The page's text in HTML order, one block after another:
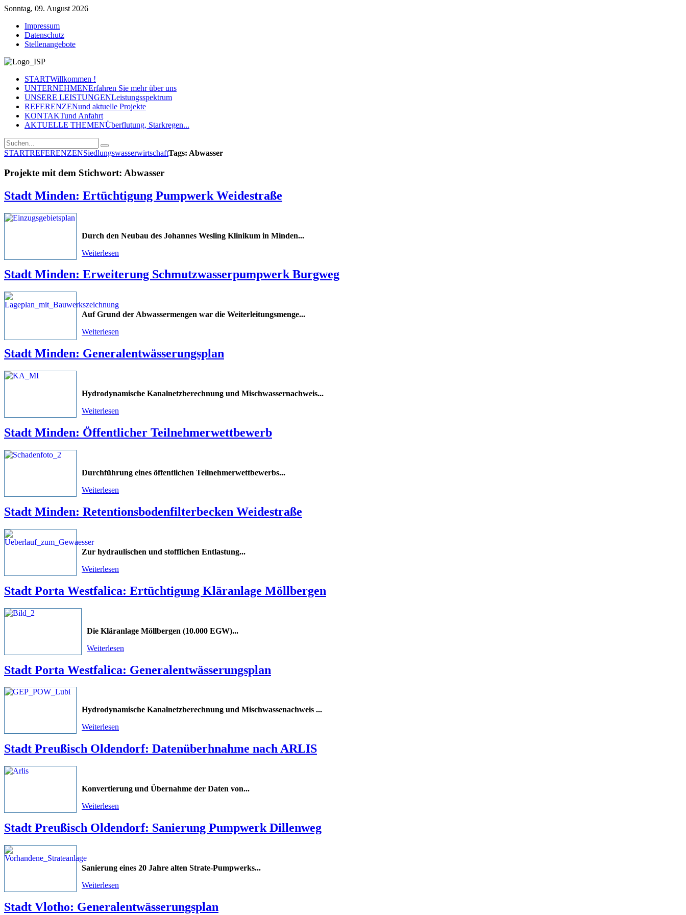
Sonntag, 09. August 2026
Impressum
Datenschutz
Stellenangebote
STARTWillkommen !
UNTERNEHMENErfahren Sie mehr über uns
UNSERE LEISTUNGENLeistungsspektrum
REFERENZENund aktuelle Projekte
KONTAKTund Anfahrt
AKTUELLE THEMENÜberflutung, Starkregen...
STARTREFERENZENSiedlungswasserwirtschaftTags: Abwasser
Projekte mit dem Stichwort: Abwasser
Stadt Minden: Ertüchtigung Pumpwerk Weidestraße
Durch den Neubau des Johannes Wesling Klinikum in Minden...
Weiterlesen
Stadt Minden: Erweiterung Schmutzwasserpumpwerk Burgweg
Auf Grund der Abwassermengen war die Weiterleitungsmenge...
Weiterlesen
Stadt Minden: Generalentwässerungsplan
Hydrodynamische Kanalnetzberechnung und Mischwassernachweis...
Weiterlesen
Stadt Minden: Öffentlicher Teilnehmerwettbewerb
Durchführung eines öffentlichen Teilnehmerwettbewerbs...
Weiterlesen
Stadt Minden: Retentionsbodenfilterbecken Weidestraße
Zur hydraulischen und stofflichen Entlastung...
Weiterlesen
Stadt Porta Westfalica: Ertüchtigung Kläranlage Möllbergen
Die Kläranlage Möllbergen (10.000 EGW)...
Weiterlesen
Stadt Porta Westfalica: Generalentwässerungsplan
Hydrodynamische Kanalnetzberechnung und Mischwassenachweis ...
Weiterlesen
Stadt Preußisch Oldendorf: Datenüberhnahme nach ARLIS
Konvertierung und Übernahme der Daten von...
Weiterlesen
Stadt Preußisch Oldendorf: Sanierung Pumpwerk Dillenweg
Sanierung eines 20 Jahre alten Strate-Pumpwerks...
Weiterlesen
Stadt Vlotho: Generalentwässerungsplan